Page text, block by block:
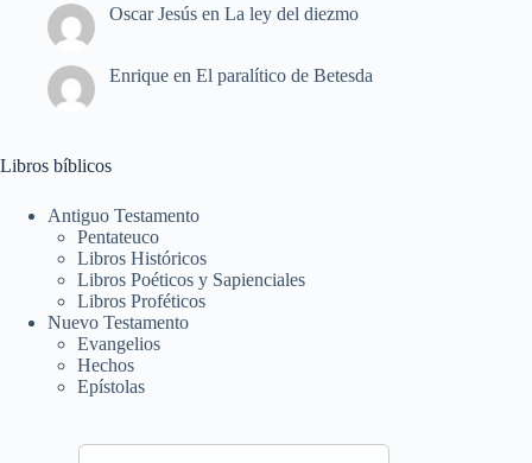
Oscar Jesús en La ley del diezmo
Enrique en El paralítico de Betesda
Libros bíblicos
Antiguo Testamento
Pentateuco
Libros Históricos
Libros Poéticos y Sapienciales
Libros Proféticos
Nuevo Testamento
Evangelios
Hechos
Epístolas